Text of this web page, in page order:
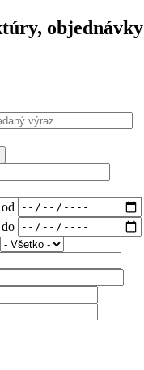
objednávky